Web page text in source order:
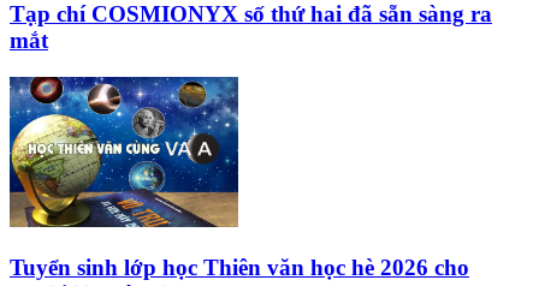
Tạp chí COSMIONYX số thứ hai đã sẵn sàng ra
mắt
Tuyển sinh lớp học Thiên văn học hè 2026 cho